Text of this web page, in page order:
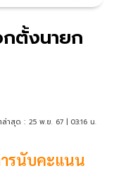
กตั้งนายก
าสุด : 25 พ.ย. 67 | 03:16 น.
รนับคะแนน